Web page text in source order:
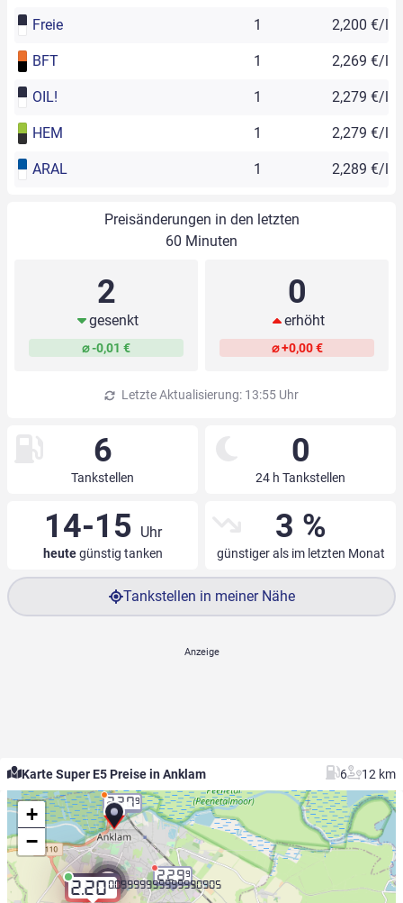
Freie 1 2,200 €/l
BFT 1 2,269 €/l
OIL! 1 2,279 €/l
HEM 1 2,279 €/l
ARAL 1 2,289 €/l
Preisänderungen in den letzten
60 Minuten
2
gesenkt
⌀ -0,01 €
0
erhöht
⌀ +0,00 €
Letzte Aktualisierung: 13:55 Uhr
6
Tankstellen
0
24 h Tankstellen
14-15 Uhr
heutegünstig tanken
3 %
günstiger als im letzten Monat
Tankstellen in meiner Nähe
Karte Super E5 Preise in Anklam 6 12 km
2.200.09999999999990905
2.299
2.279
2
+
−